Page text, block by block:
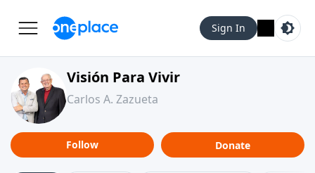
Sign In
Visión Para Vivir
Carlos A. Zazueta
Follow Donate